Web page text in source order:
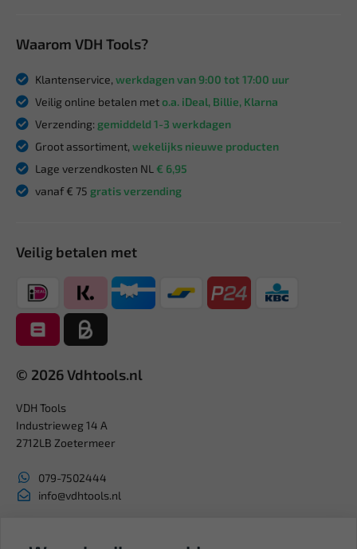
Waarom VDH Tools?
Klantenservice, werkdagen van 9:00 tot 17:00 uur
Veilig online betalen meto.a. iDeal, Billie, Klarna
Verzending: gemiddeld 1-3 werkdagen
Groot assortiment, wekelijks nieuwe producten
Lage verzendkosten NL € 6,95
vanaf € 75 gratis verzending
Veilig betalen met
© 2026 Vdhtools.nl
VDH Tools
Industrieweg 14 A
2712LB Zoetermeer
079-7502444
info@vdhtools.nl